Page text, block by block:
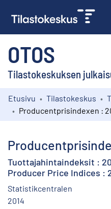
OTOS
Tilastokeskuksen
Kokoelmat
Etusivu Tilastokeskus
Tuottajahintaindeksit :
Producer Price Indices :
Statistikcentralen
2014